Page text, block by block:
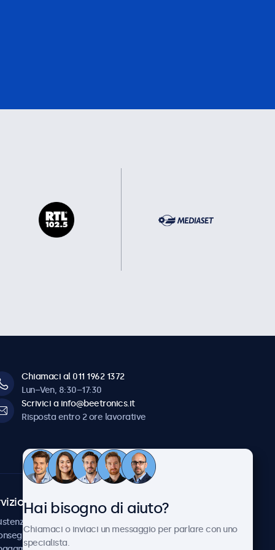
Chiamaci al 011 1962 1372
Lun–Ven, 8:30–17:30
Scrivici a info@beetronics.it
Risposta entro 2 ore lavorative
Clienti Chi siamo
Notizie e aggiornamenti
Hai bisogno di aiuto?
Chiamaci o inviaci un messaggio per parlare con uno
specialista.